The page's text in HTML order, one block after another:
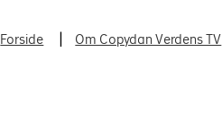
Forside Om Copydan Verdens TV